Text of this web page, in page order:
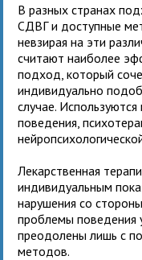
В разных странах
СДВГ и доступные
невзирая на эти
считают наиболее
подход, который
индивидуально
случае.
поведения,
Лекарственная
индивидуальным
нарушения со
проблемы поведения
преодолены лишь с
методов.